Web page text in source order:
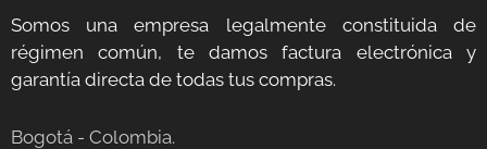
Somos una empresa legalmente constituida de
régimen común, te damos factura electrónica y
garantía directa de todas tus compras.
Bogotá - Colombia.